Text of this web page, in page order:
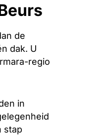
de
dak. U
regio
in
stap